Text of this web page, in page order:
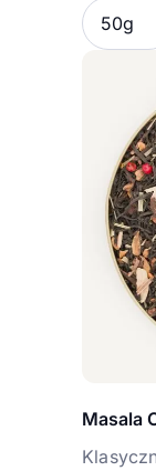
Masala
Wybierz
50g